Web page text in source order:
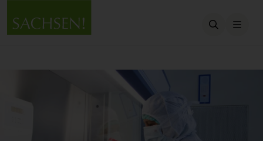
Suche